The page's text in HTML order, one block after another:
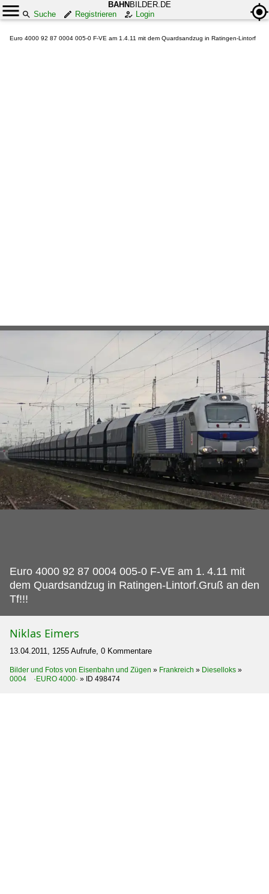
BAHN BILDER.DE
Suche
Registrieren Login
Euro 4000 92 87 0004 005-0 F-VE am 1.4.11 mit dem Quardsandzug in Ratingen-Lintorf
Euro 4000 92 87 0004 005-0 F-VE am 1. 4.11 mit
dem Quardsandzug in Ratingen-Lintorf.Gruß an den
Tf!!!
Niklas Eimers
13.04.2011, 1255 Aufrufe, 0 Kommentare
Bilder und Fotos von Eisenbahn und Zügen » Frankreich » Dieselloks »
0004 ·EURO 4000· » ID 498474